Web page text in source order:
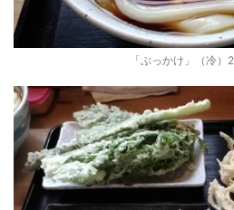
「ぶっかけ」（冷